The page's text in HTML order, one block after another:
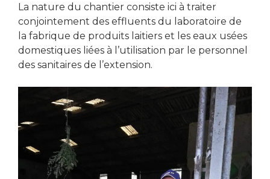
La nature du chantier consiste ici à traiter
conjointement des effluents du laboratoire de
la fabrique de produits laitiers et les eaux usées
domestiques liées à l’utilisation par le personnel
des sanitaires de l’extension.